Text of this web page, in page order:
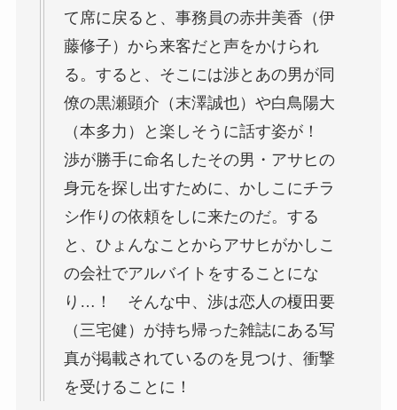
て席に戻ると、事務員の赤井美香（伊
藤修子） から来客だと声をかけられ
る。すると、そこには渉とあの男が同
僚の黒瀬顕介（末澤誠也） や白鳥陽大
（本多力）
と楽しそうに話す姿が！
渉が勝手に命名したその男・アサヒの
身元を探し出すために、かしこにチラ
シ作りの依頼をしに来たのだ。する
と、ひょんなことからアサヒがかしこ
の会社でアルバイトをすることにな
り…！ そんな中、渉は恋人の榎田要
（三宅健） が持ち帰った雑誌にある写
真が掲載されているのを見つけ、衝撃
を受けることに！